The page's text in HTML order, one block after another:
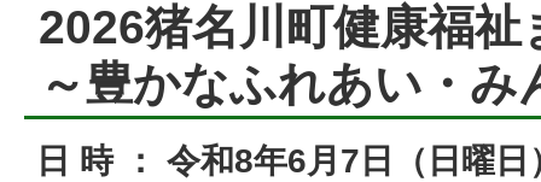
2026猪名川町健康福祉
～ 豊かなふれあい・み
日 時 ： 令和8年6月7日（日曜